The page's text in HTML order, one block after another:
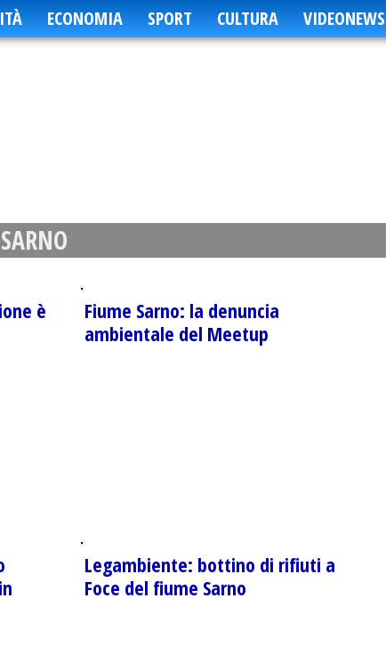
ECONOMIA SPORT CULTURA VIDEONEWS
è
Fiume Sarno: la denuncia
ambientale del Meetup
Legambiente: bottino di rifiuti a
Foce del fiume Sarno